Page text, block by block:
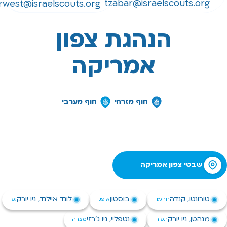
tzabarwest@israelscouts.org
הנהגת צפון
אמריקה
חוף מזרחי חוף מערבי
צפון אמריקה
קנדה חרמון בוסטון אופק לונד איילנד, ניו יורקגפן
ניו יורקתפוח נטפליי, ניו ג׳רזימצדה